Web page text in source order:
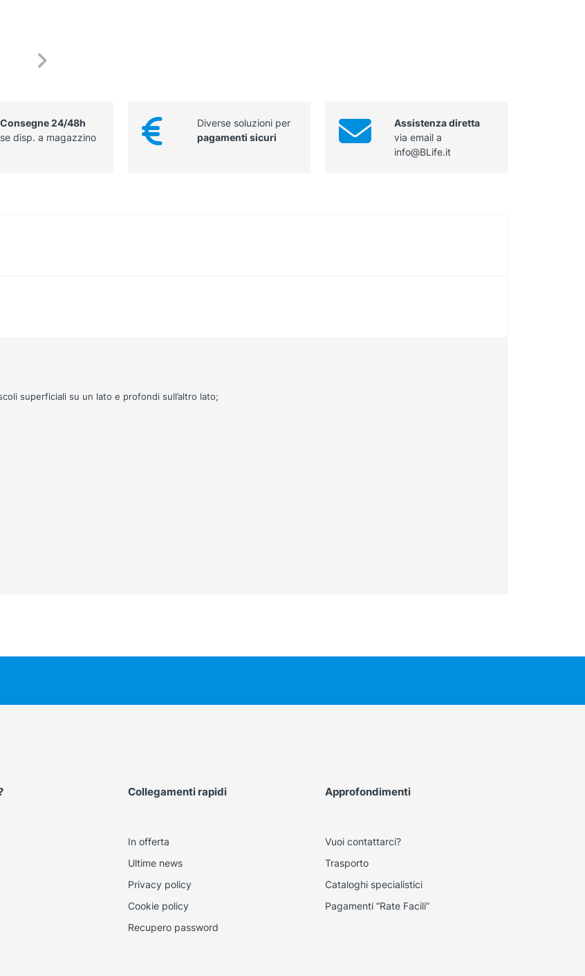
Consegne 24/48h
se disp. a magazzino
Diverse soluzioni per
pagamenti sicuri
Assistenza diretta
via email a
info@BLife.it
superficiali su un lato e profondi sull’altro lato;
Collegamenti rapidi
In offerta
Ultime news
Privacy policy
Cookie policy
Recupero password
Approfondimenti
Vuoi contattarci?
Trasporto
Cataloghi specialistici
Pagamenti “Rate Facili”